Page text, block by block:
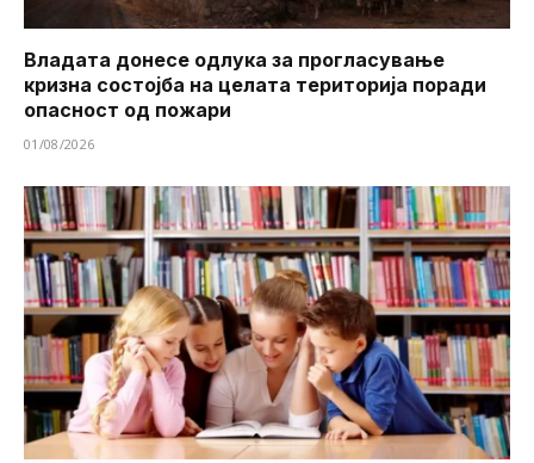
Владата донесе одлука за прогласување
кризна состојба на целата територија поради
опасност од пожари
01/08/2026